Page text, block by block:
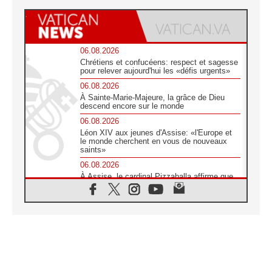
06.08.2026
Chrétiens et confucéens: respect et sagesse
pour relever aujourd'hui les «défis urgents»
06.08.2026
À Sainte-Marie-Majeure, la grâce de Dieu
descend encore sur le monde
06.08.2026
Léon XIV aux jeunes d'Assise: «l'Europe et
le monde cherchent en vous de nouveaux
saints»
06.08.2026
À Assise, le cardinal Pizzaballa affirme que
«les chrétiens veulent la paix»
06.08.2026